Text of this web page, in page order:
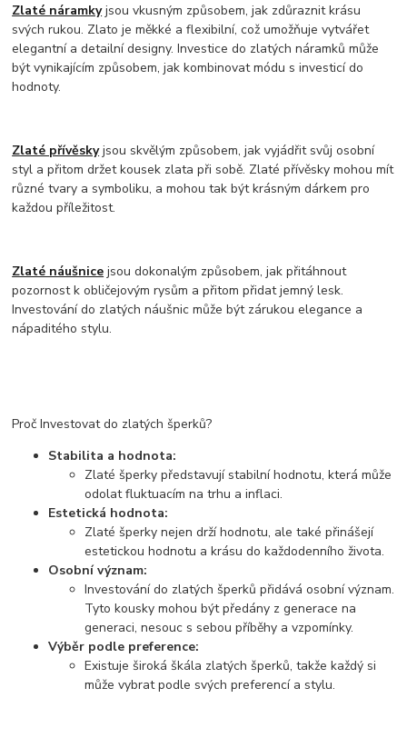
Zlaté náramkyjsou vkusným způsobem, jak zdůraznit krásu
svých rukou. Zlato je měkké a flexibilní, což umožňuje vytvářet
elegantní a detailní designy. Investice do zlatých náramků může
být vynikajícím způsobem, jak kombinovat módu s investicí do
hodnoty.
Zlaté přívěskyjsou skvělým způsobem, jak vyjádřit svůj osobní
styl a přitom držet kousek zlata při sobě. Zlaté přívěsky mohou mít
různé tvary a symboliku, a mohou tak být krásným dárkem pro
každou příležitost.
Zlaté náušnice jsou dokonalým způsobem, jak přitáhnout
pozornost k obličejovým rysům a přitom přidat jemný lesk.
Investování do zlatých náušnic může být zárukou elegance a
nápaditého stylu.
Proč Investovat do zlatých šperků?
Stabilita a hodnota:
Zlaté šperky představují stabilní hodnotu, která může
odolat fluktuacím na trhu a inflaci.
Estetická hodnota:
Zlaté šperky nejen drží hodnotu, ale také přinášejí
estetickou hodnotu a krásu do každodenního života.
Osobní význam:
Investování do zlatých šperků přidává osobní význam.
Tyto kousky mohou být předány z generace na
generaci, nesouc s sebou příběhy a vzpomínky.
Výběr podle preference:
Existuje široká škála zlatých šperků, takže každý si
může vybrat podle svých preferencí a stylu.